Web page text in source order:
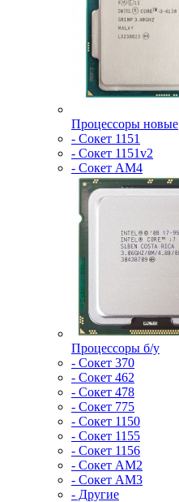
Процессоры новые
- Сокет 1151
- Сокет 1151v2
- Сокет AM4
Процессоры б/у
- Сокет 370
- Сокет 462
- Сокет 478
- Сокет 775
- Сокет 1150
- Сокет 1155
- Сокет 1156
- Сокет AM2
- Сокет AM3
- Другие